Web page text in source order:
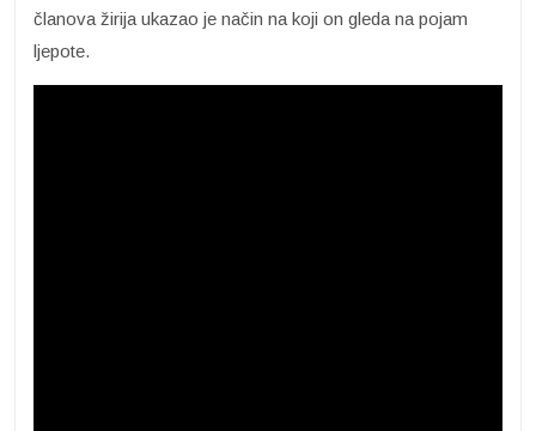
članova žirija ukazao je način na koji on gleda na pojam
ljepote.